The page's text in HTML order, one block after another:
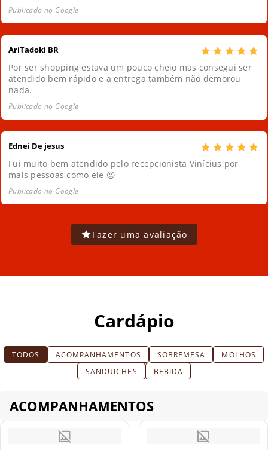
Publicado no Google
AriTadoki BR
Por ser shopping estava um pouco cheio mas consegui ser
atendido bem rápido e a entrega também não demorou
nada.
Publicado no Google
Ednei De jesus
Fui muito bem atendido pelo recepcionista Vinícius por
mais pessoas como ele 😉
Publicado no Google
Fazer uma avaliação
Cardápio
TODOS ACOMPANHAMENTOS SOBREMESA
MOLHOS
SANDUICHES
BEBIDA
ACOMPANHAMENTOS